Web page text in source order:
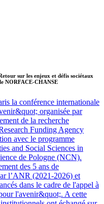
sur les enjeux et défis sociétaux
NORFACE-CHANSE
la conférence internationale
organisée par
de la recherche
Funding Agency
avec le programme
and Social Sciences in
de Pologne (NCN).
des 5 ans de
l’ANR (2021-2026) et
dans le cadre de l'appel à
l'avenir&quot;. A cette